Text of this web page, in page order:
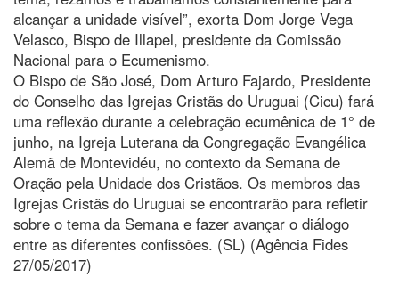
alcançar a unidade visível”, exorta Dom Jorge Vega
Velasco, Bispo de Illapel, presidente da Comissão
Nacional para o Ecumenismo.
O Bispo de São José, Dom Arturo Fajardo, Presidente
do Conselho das Igrejas Cristãs do Uruguai (Cicu) fará
uma reflexão durante a celebração ecumênica de 1° de
junho, na Igreja Luterana da Congregação Evangélica
Alemã de Montevidéu, no contexto da Semana de
Oração pela Unidade dos Cristãos. Os membros das
Igrejas Cristãs do Uruguai se encontrarão para refletir
sobre o tema da Semana e fazer avançar o diálogo
entre as diferentes confissões. (SL) (Agência Fides
27/05/2017)